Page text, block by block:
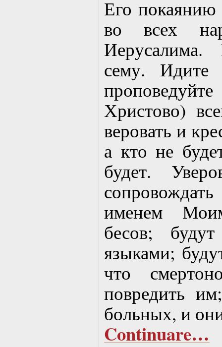
Его
во всех
сему.
Христово)
веровать и
а кто не
будет.
именем
бесов;
языками;
что
повредить
больных, и
Continuare…